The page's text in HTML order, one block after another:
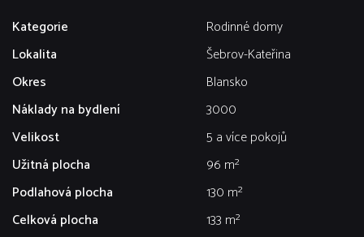
Kategorie
Rodinné domy
Lokalita
Šebrov-Kateřina
Okres
Blansko
Náklady na bydlení
3000
Velikost
5 a více pokojů
Užitná plocha
96 m²
Podlahová plocha
130 m²
Celková plocha
133 m²